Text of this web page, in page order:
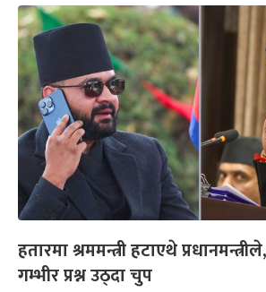
हतारमा श्रममन्त्री हटाएथे
गम्भीर प्रश्न उठ्दा चुप